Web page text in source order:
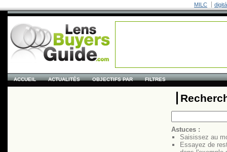
MILC
ACCUEIL ACTUALITÉS OBJECTIFS PAR FILTRES
Astuces :
Saisissez au
Essayez de